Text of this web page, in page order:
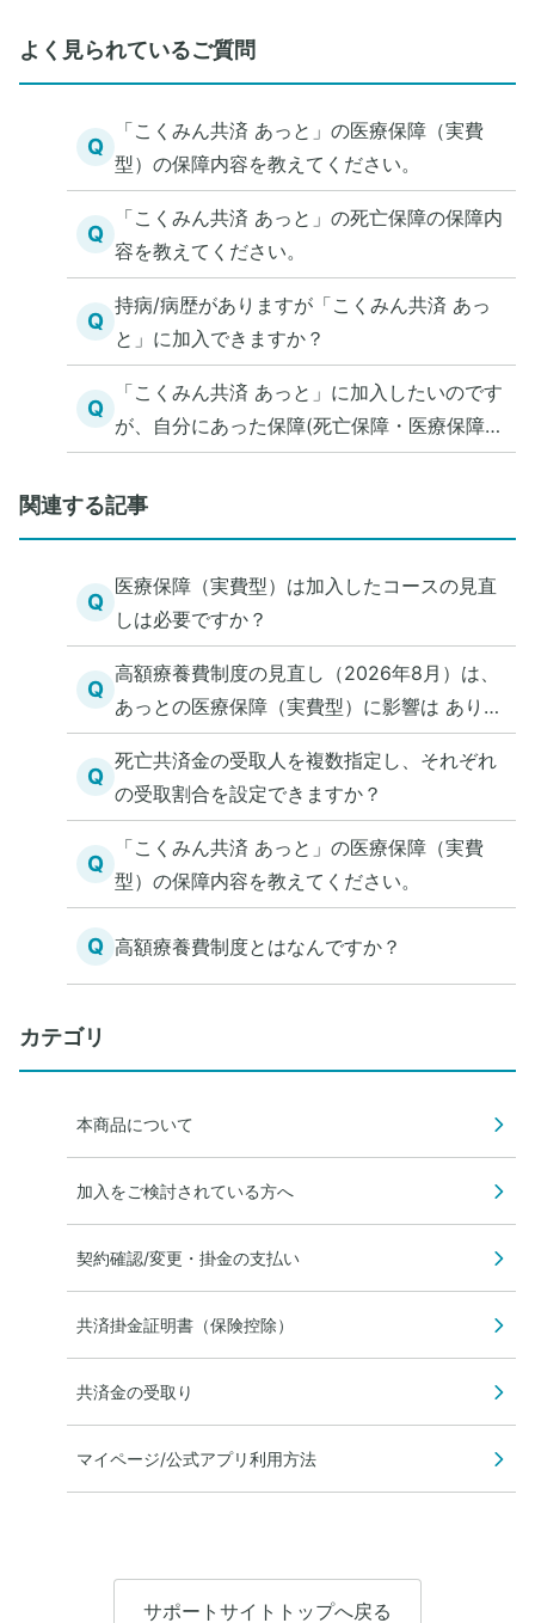
よく見られているご質問
Q
「こくみん共済 あっと」の医療保障（実費
型）の保障内容を教えてください。
Q
「こくみん共済 あっと」の死亡保障の保障内
容を教えてください。
Q
持病/病歴がありますが「こくみん共済 あっ
と」に加入できますか？
Q
「こくみん共済 あっと」に加入したいのです
が、自分にあった保障(死亡保障・医療保障)
を知る方法を教えてください。
関連する記事
Q
医療保障（実費型）は加入したコースの見直
しは必要ですか？
Q
高額療養費制度の見直し（2026年8月）は、
あっとの医療保障（実費型）に影響は ありま
すか？
Q
死亡共済金の受取人を複数指定し、それぞれ
の受取割合を設定できますか？
Q
「こくみん共済 あっと」の医療保障（実費
型）の保障内容を教えてください。
Q 高額療養費制度とはなんですか？
カテゴリ
本商品について
加入をご検討されている方へ
契約確認/変更・掛金の支払い
共済掛金証明書（保険控除）
共済金の受取り
マイページ/公式アプリ利用方法
サポートサイトトップへ戻る